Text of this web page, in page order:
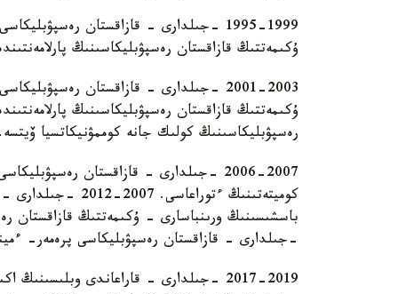
ۇكىمەتتىڭ قازاقستان رەسپۋبليكاسىنىڭ
2001-2003 -جىلدارى - قازاقستان
رەسپۋبليكاسىنىڭ كولىك جانە كوممۋنيكاتسيا
2006-2007 -جىلدارى - قازاقستان
كوميتەتىنىڭ
-جىلدارى - قازاقستان رەسپۋبليكاسى پرەمەر-